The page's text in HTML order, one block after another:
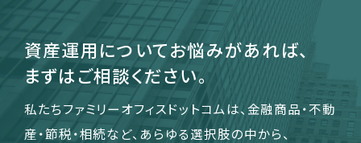
資産運用についてお悩みがあれば、
まずはご相談ください。
私たちファミリーオフィスドットコムは、金融商品・不動
産・節税・相続など、あらゆる選択肢の中から、